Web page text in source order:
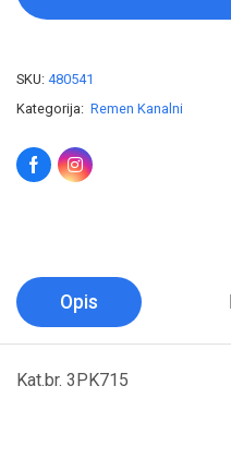
SKU: 480541
Kategorija: Remen Kanalni
Opis
Kat.br. 3PK715